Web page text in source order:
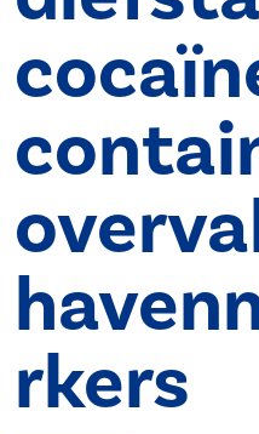
rkers